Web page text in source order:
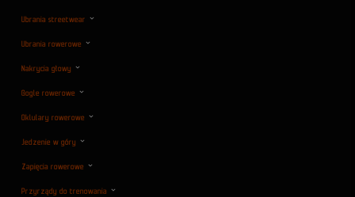
Ubrania streetwear
Ubrania rowerowe
Nakrycia głowy
Gogle rowerowe
Oklulary rowerowe
Jedzenie w góry
Zapięcia rowerowe
Przyrządy do trenowania